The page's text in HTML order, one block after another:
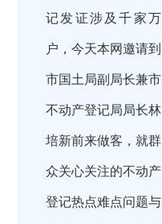
记发证涉及千家万
户，今天本网邀请到
市国土局副局长兼市
不动产登记局局长林
培新前来做客，就群
众关心关注的不动产
登记热点难点问题与